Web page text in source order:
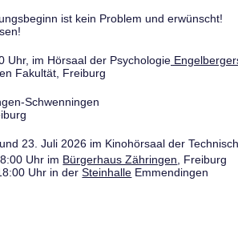
ist kein Problem und erwünscht!
Uhr, im Hörsaal der Psychologie
Fakultät, Freiburg
Schwenningen
23. Juli 2026 im Kinohörsaal der
Uhr im Bürgerhaus Zähringen , Freiburg
Uhr in derSteinhalle Emmendingen